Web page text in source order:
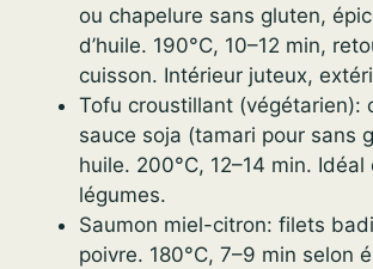
ou chapelure sans gluten,
d’huile. 190°C, 10–12 min,
cuisson. Intérieur juteux,
Tofu croustillant (végétarien):
sauce soja (tamari pour sans
huile. 200°C, 12–14 min.
légumes.
Saumon miel-citron: filets
poivre. 180°C, 7–9 min selon